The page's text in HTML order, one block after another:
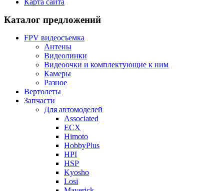
Карта сайта
Каталог предложений
FPV видеосъемка
Антены
Видеолинки
Видеоочки и комплектующие к ним
Камеры
Разное
Вертолеты
Запчасти
Для автомоделей
Associated
ECX
Himoto
HobbyPlus
HPI
HSP
Kyosho
Losi